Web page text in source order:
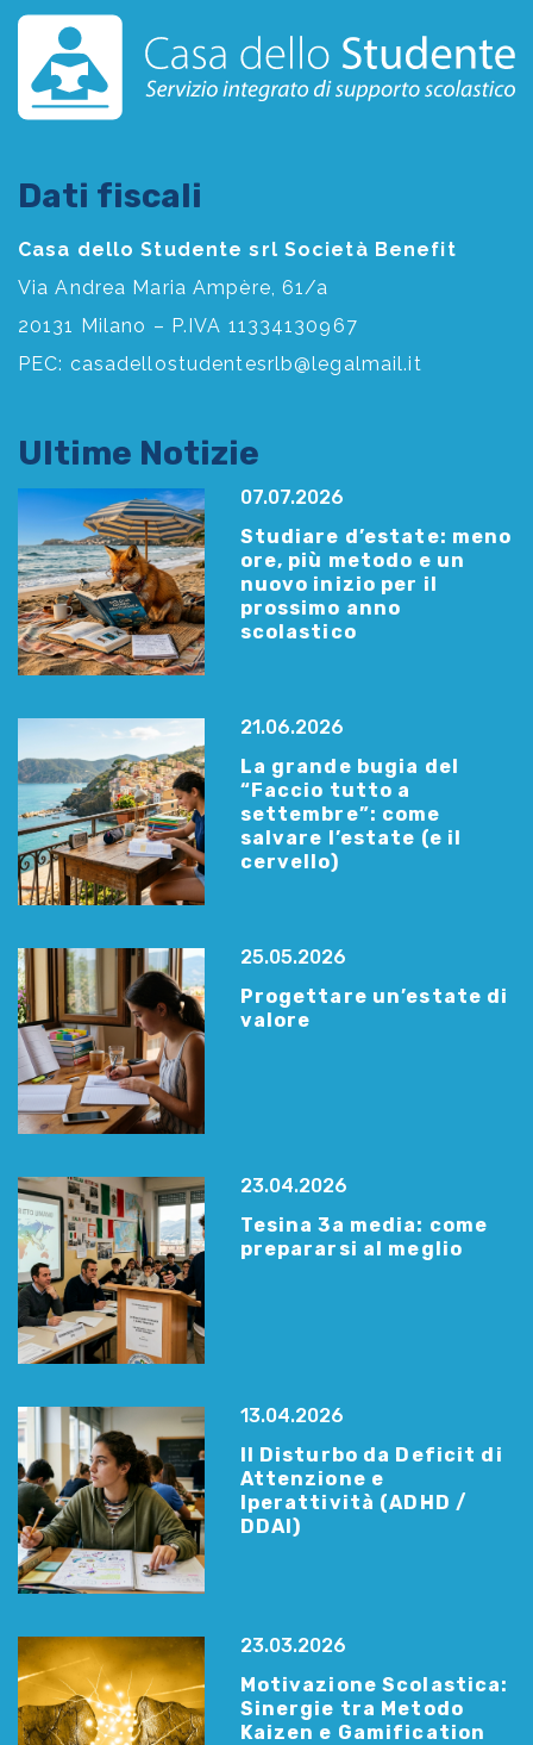
Dati fiscali
Casa dello Studente srl Società Benefit
Via Andrea Maria Ampère, 61/a
20131 Milano – P.IVA 11334130967
PEC: casadellostudentesrlb@legalmail.it
Ultime Notizie
07.07.2026
Studiare d’estate: meno
ore, più metodo e un
nuovo inizio per il
prossimo anno
scolastico
21.06.2026
La grande bugia del
“Faccio tutto a
settembre”: come
salvare l’estate (e il
cervello)
25.05.2026
Progettare un’estate di
valore
23.04.2026
Tesina 3a media: come
prepararsi al meglio
13.04.2026
Il Disturbo da Deficit di
Attenzione e
Iperattività (ADHD /
DDAI)
23.03.2026
Motivazione Scolastica:
Sinergie tra Metodo
Kaizen e Gamification